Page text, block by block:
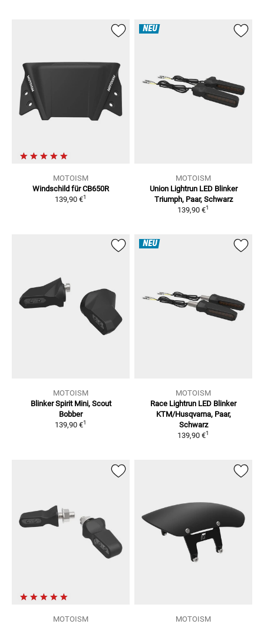
MOTOISM
Windschild für CB650R
139,90 €1
NEU
MOTOISM
Union Lightrun LED Blinker
Triumph, Paar, Schwarz
139,90 €1
MOTOISM
Blinker Spirit Mini, Scout
Bobber
139,90 €1
NEU
MOTOISM
Race Lightrun LED Blinker
KTM/Husqvarna, Paar,
Schwarz
139,90 €1
MOTOISM
MOTOISM